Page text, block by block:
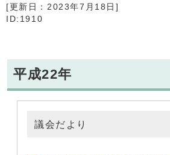
[更新日：2023年7月18日]
ID:1910
平成22年
議会だより